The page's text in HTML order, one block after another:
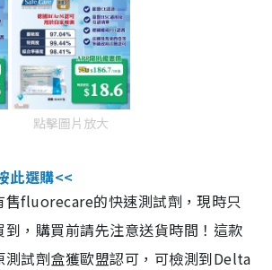
點擊圖片放大
此選購<<
售fluorecare的快速測試劑，現時只
，購買前請先注意送貨時間！這款
測試劑盒獲歐盟認可，可檢測到Delta